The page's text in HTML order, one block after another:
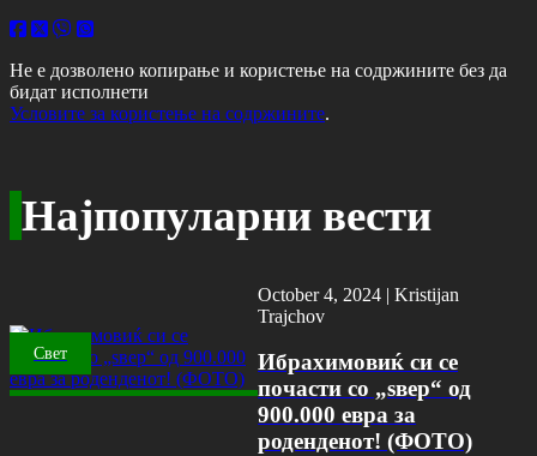
Не е дозволено копирање и користење на содржините без да
бидат исполнети
Условите за користење на содржините.
Најпопуларни вести
Свет
October 4, 2024 |Kristijan
Trajchov
Ибрахимовиќ си се
почасти со „ѕвер“ од
900.000 евра за
роденденот! (ФОТО)